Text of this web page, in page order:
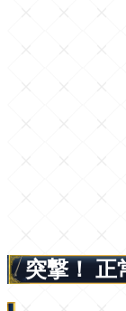
突撃！ 正